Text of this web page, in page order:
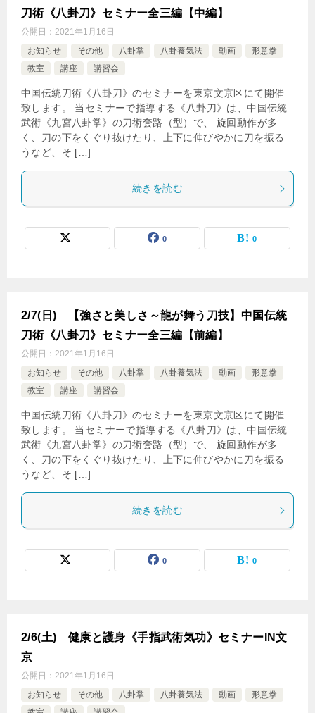
刀術《八卦刀》セミナー全三編【中編】
公開日： 2021年1月16日
お知らせ
その他 八卦掌 八卦養気法 動画
形意拳
教室
講座 講習会
中国伝統刀術《八卦刀》のセミナーを東京文京区にて開催
致します。 当セミナーで指導する《八卦刀》は、中国伝統
武術《九宮八卦掌》の刀術套路（型）で、 旋回動作が多
く、刀の下をくぐり抜けたり、上下に伸びやかに刀を振る
うなど、そ […]
続きを読む
0 0
2/7(日) 【強さと美しさ～龍が舞う刀技】中国伝統
刀術《八卦刀》セミナー全三編【前編】
公開日： 2021年1月16日
お知らせ
その他 八卦掌 八卦養気法 動画
形意拳
教室
講座 講習会
中国伝統刀術《八卦刀》のセミナーを東京文京区にて開催
致します。 当セミナーで指導する《八卦刀》は、中国伝統
武術《九宮八卦掌》の刀術套路（型）で、 旋回動作が多
く、刀の下をくぐり抜けたり、上下に伸びやかに刀を振る
うなど、そ […]
続きを読む
0 0
2/6(土) 健康と護身《手指武術気功》セミナーIN文
京
公開日： 2021年1月16日
お知らせ
その他 八卦掌 八卦養気法 動画
形意拳